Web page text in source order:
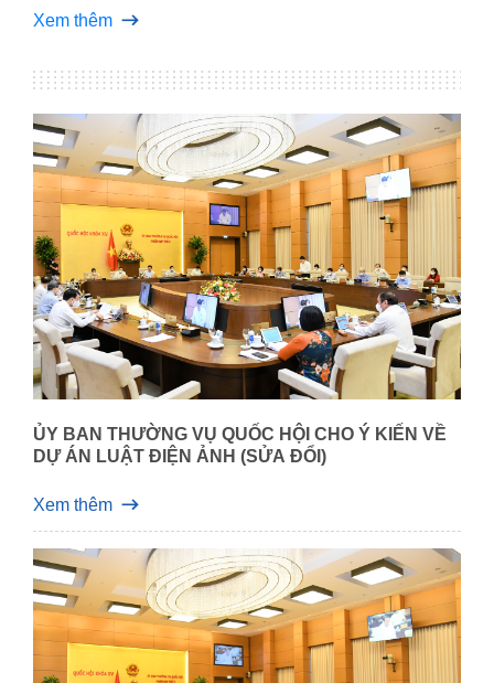
tham dự Vòng sơ tuyển Giải thưởng OSCARS cho
hạng mục “Phim truyện quốc tế” lần thứ 99 diễn ra
Xem thêm
ỦY BAN THƯỜNG VỤ QUỐC HỘI CHO Ý KIẾN VỀ
DỰ ÁN LUẬT ĐIỆN ẢNH (SỬA ĐỔI)
Xem thêm